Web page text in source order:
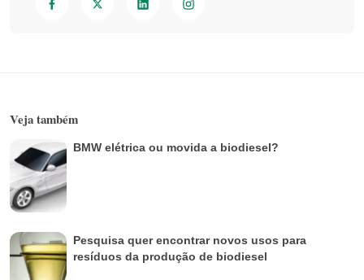
Veja também
BMW elétrica ou movida a biodiesel?
Pesquisa quer encontrar novos usos para
resíduos da produção de biodiesel